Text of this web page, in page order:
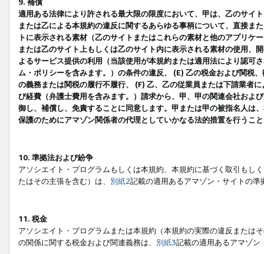
9. 補償
適用ある法律により許される最大限の限度において、甲は、乙のサイ
または乙による本規約の違反に関するあらゆる事柄について、直接ま
トに表示される素材（乙のサイトまたはこれらの素材と他のアプリ
または乙のサイト上もしくは乙のサイト内に表示される素材の使用、
よるサービス提供の利用（当該使用が本規約または適用法により認可
ム・ポリシーを含みます。）の条件の違反、 (E) 乙の税金および関税
の義務または関税の履行不履行、 (F) 乙、乙の従業員または下請業者
び経費（弁護士費用を含みます。）請求から、甲、甲の関連会社およ
御し、補償し、免責することに同意します。甲または甲の被指名人は
保護のためにアマゾン関係者の代理としていかなる法的措置を行うこ
10. 準拠法および紛争
アソシエイト・プログラムもしくは本規約、本規約に基づく取引もし
たはその主張を含む）は、 別紙2記載の適用あるアマゾン・サイトの
11. 税金
アソシエイト・プログラムまたは本規約（本規約の実際の違反または
の関係に関する税金および関連義務は、 別紙3記載の適用あるアマゾン